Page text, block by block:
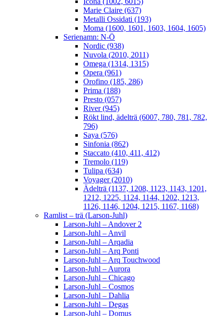
Marie Claire (637)
Metalli Ossidati (193)
Moma (1600, 1601, 1603, 1604, 1605)
Serienamn: N-Ö
Nordic (938)
Nuvola (2010, 2011)
Omega (1314, 1315)
Opera (961)
Orofino (185, 286)
Prima (188)
Presto (057)
River (945)
Rökt lind, ädelträ (6007, 780, 781, 782,
796)
Saya (576)
Sinfonia (862)
Staccato (410, 411, 412)
Tremolo (119)
Tulipa (634)
Voyager (2010)
Ädelträ (1137, 1208, 1123, 1143, 1201,
1212, 1225, 1124, 1144, 1202, 1213,
1126, 1146, 1204, 1215, 1167, 1168)
Ramlist – trä (Larson-Juhl)
Larson-Juhl – Andover 2
Larson-Juhl – Anvil
Larson-Juhl – Arqadia
Larson-Juhl – Arq Ponti
Larson-Juhl – Arq Touchwood
Larson-Juhl – Aurora
Larson-Juhl – Chicago
Larson-Juhl – Cosmos
Larson-Juhl – Dahlia
Larson-Juhl – Degas
Larson-Juhl – Domus